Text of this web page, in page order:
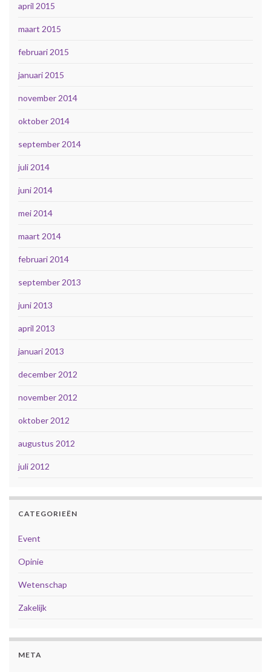
april 2015
maart 2015
februari 2015
januari 2015
november 2014
oktober 2014
september 2014
juli 2014
juni 2014
mei 2014
maart 2014
februari 2014
september 2013
juni 2013
april 2013
januari 2013
december 2012
november 2012
oktober 2012
augustus 2012
juli 2012
CATEGORIEËN
Event
Opinie
Wetenschap
Zakelijk
META